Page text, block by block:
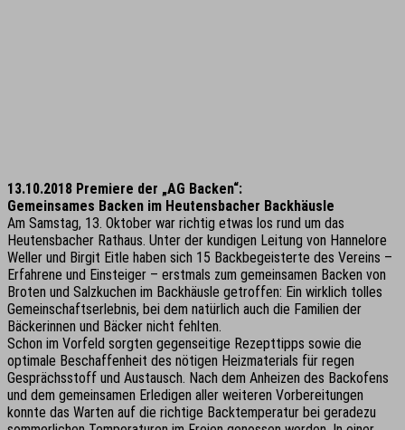
13.10.2018 Premiere der „AG Backen“:
Gemeinsames Backen im Heutensbacher Backhäusle
Am Samstag, 13. Oktober war richtig etwas los rund um das
Heutensbacher Rathaus. Unter der kundigen Leitung von Hannelore
Weller und Birgit Eitle haben sich 15 Backbegeisterte des Vereins –
Erfahrene und Einsteiger – erstmals zum gemeinsamen Backen von
Broten und Salzkuchen im Backhäusle getroffen: Ein wirklich tolles
Gemeinschaftserlebnis, bei dem natürlich auch die Familien der
Bäckerinnen und Bäcker nicht fehlten.
Schon im Vorfeld sorgten gegenseitige Rezepttipps sowie die
optimale Beschaffenheit des nötigen Heizmaterials für regen
Gesprächsstoff und Austausch. Nach dem Anheizen des Backofens
und dem gemeinsamen Erledigen aller weiteren Vorbereitungen
konnte das Warten auf die richtige Backtemperatur bei geradezu